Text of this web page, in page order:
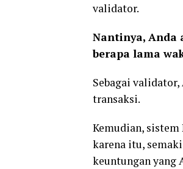
validator.
Nantinya, Anda
berapa lama
Sebagai
transaksi.
Kemudian, sistem
karena itu,
keuntungan yang